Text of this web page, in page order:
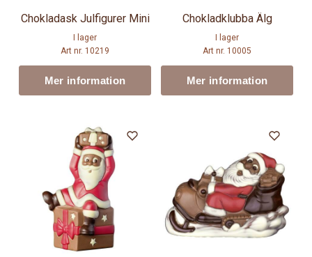
Chokladask Julfigurer Mini
I lager
Art nr. 10219
Mer information
Chokladklubba Älg
I lager
Art nr. 10005
Mer information